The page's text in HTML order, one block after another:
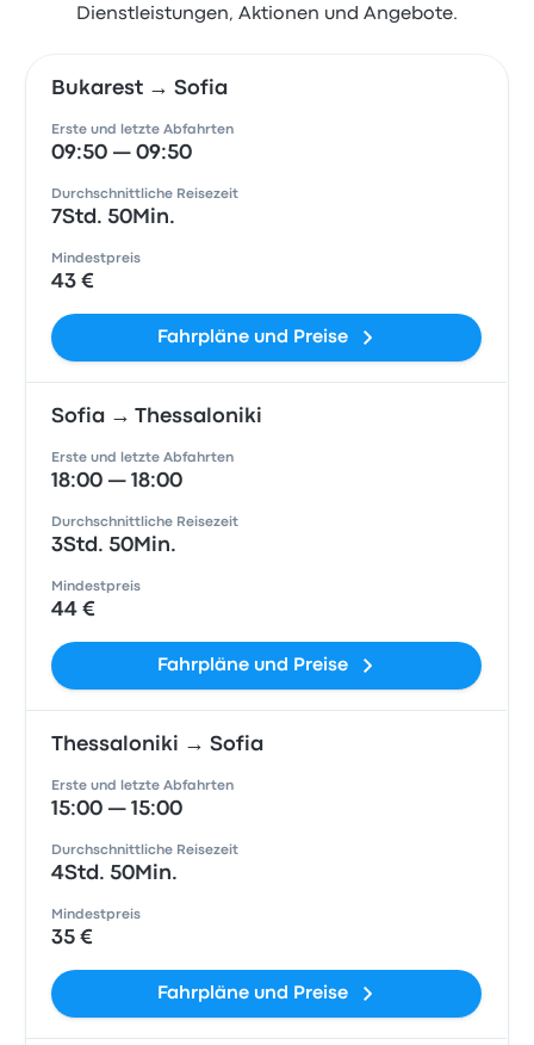
Dienstleistungen, Aktionen und Angebote.
Bukarest → Sofia
Erste und letzte Abfahrten
09:50 — 09:50
Durchschnittliche Reisezeit
7Std. 50Min.
Mindestpreis
43 €
Fahrpläne und Preise
Sofia → Thessaloniki
Erste und letzte Abfahrten
18:00 — 18:00
Durchschnittliche Reisezeit
3Std. 50Min.
Mindestpreis
44 €
Fahrpläne und Preise
Thessaloniki → Sofia
Erste und letzte Abfahrten
15:00 — 15:00
Durchschnittliche Reisezeit
4Std. 50Min.
Mindestpreis
35 €
Fahrpläne und Preise